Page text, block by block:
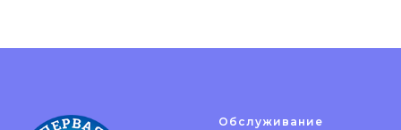
Обслуживание